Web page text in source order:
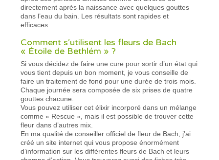
directement après la naissance avec quelques gouttes
dans l’eau du bain. Les résultats sont rapides et
efficaces.
Comment s’utilisent les fleurs de Bach
« Étoile de Bethlém » ?
Si vous décidez de faire une cure pour sortir d’un état qui
vous tient depuis un bon moment, je vous conseille de
faire un traitement de fond pour une durée de trois mois.
Chaque journée sera composée de six prises de quatre
gouttes chacune.
Vous pouvez utiliser cet élixir incorporé dans un mélange
comme « Rescue », mais il est possible de trouver cette
fleur dans d’autres mix.
En ma qualité de conseiller officiel de fleur de Bach, j’ai
créé un site internet qui vous propose énormément
d’information sur les différentes fleurs de Bach et leurs